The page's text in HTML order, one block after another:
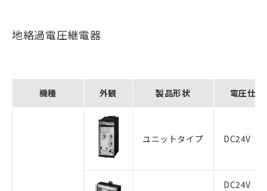
地絡過電圧継電器
機種 外観 製品形状 電圧仕様
ユニットタイプ DC24V
DC24V